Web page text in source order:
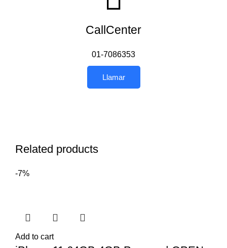
CallCenter
01-7086353
Llamar
Related products
-7%
Add to cart